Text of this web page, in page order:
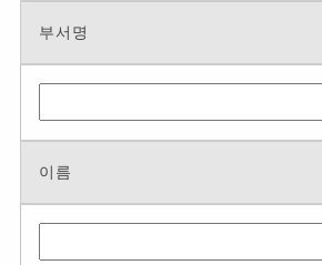
부서명
이름